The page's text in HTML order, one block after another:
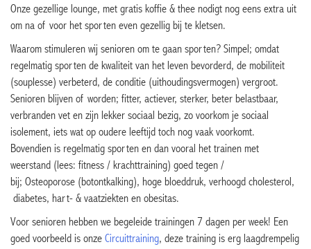
Onze gezellige lounge, met gratis koffie & thee nodigt nog eens extra uit
om na of voor het sporten even gezellig bij te kletsen.
Waarom stimuleren wij senioren om te gaan sporten? Simpel; omdat
regelmatig sporten de kwaliteit van het leven bevorderd, de mobiliteit
(souplesse) verbeterd, de conditie (uithoudingsvermogen) vergroot.
Senioren blijven of worden; fitter, actiever, sterker, beter belastbaar,
verbranden vet en zijn lekker sociaal bezig, zo voorkom je sociaal
isolement, iets wat op oudere leeftijd toch nog vaak voorkomt.
Bovendien is regelmatig sporten en dan vooral het trainen met
weerstand (lees: fitness / krachttraining) goed tegen /
bij; Osteoporose (botontkalking), hoge bloeddruk, verhoogd cholesterol,
diabetes, hart- & vaatziekten en obesitas.
Voor senioren hebben we begeleide trainingen 7 dagen per week! Een
goed voorbeeld is onze Circuittraining, deze training is erg laagdrempelig